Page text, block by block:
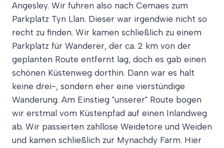
Angesley. Wir fuhren also nach Cemaes zum
Parkplatz Tyn Llan. Dieser war irgendwie nicht so
recht zu finden. Wir kamen schließlich zu einem
Parkplatz für Wanderer, der ca. 2 km von der
geplanten Route entfernt lag, doch es gab einen
schönen Küstenweg dorthin. Dann war es halt
keine drei-, sondern eher eine vierstündige
Wanderung. Am Einstieg "unserer" Route bogen
wir erstmal vom Küstenpfad auf einen Inlandweg
ab. Wir passierten zahllose Weidetore und Weiden
und kamen schließlich zur Mynachdy Farm. Hier